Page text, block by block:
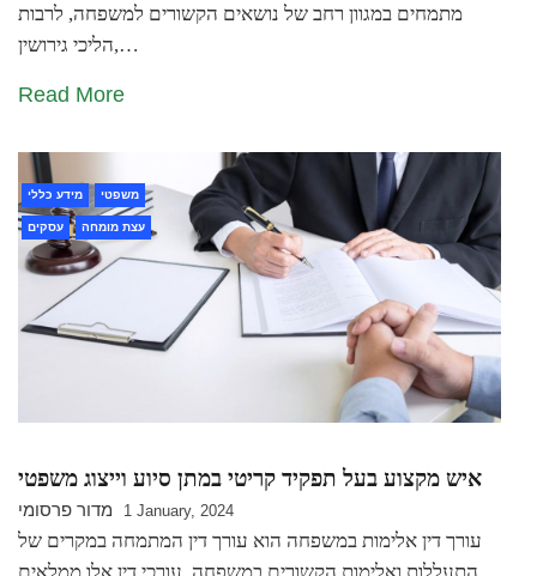
מתמחים במגוון רחב של נושאים הקשורים למשפחה, לרבות
הליכי גירושין,…
Read More
מידע כללי משפטי
עסקים עצת מומחה
איש מקצוע בעל תפקיד קריטי במתן סיוע וייצוג משפטי
מדור פרסומי 1 January, 2024
עורך דין אלימות במשפחה הוא עורך דין המתמחה במקרים של